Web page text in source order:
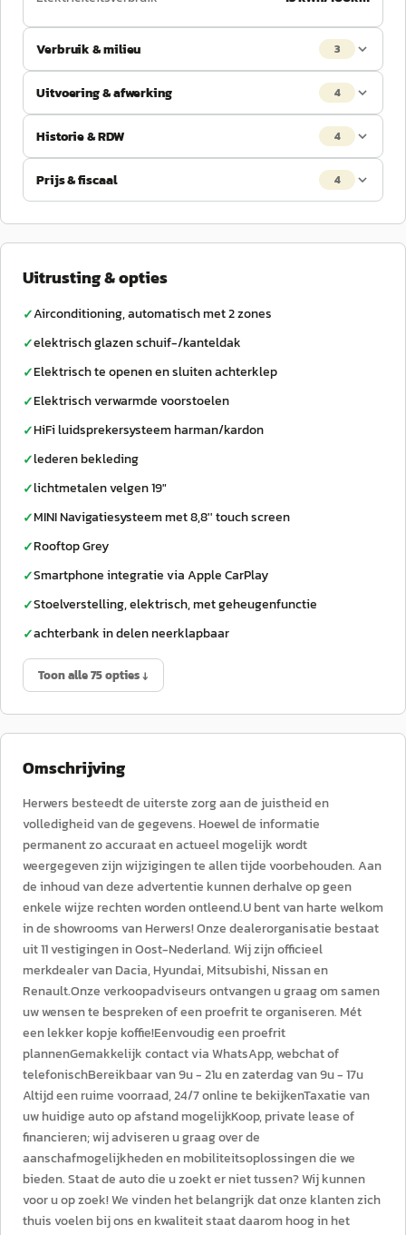
Verbruik & milieu 3
Uitvoering & afwerking 4
Historie & RDW 4
Prijs & fiscaal 4
Uitrusting & opties
✓Airconditioning, automatisch met 2 zones
✓elektrisch glazen schuif-/kanteldak
✓Elektrisch te openen en sluiten achterklep
✓Elektrisch verwarmde voorstoelen
✓HiFi luidsprekersysteem harman/kardon
✓lederen bekleding
✓lichtmetalen velgen 19"
✓MINI Navigatiesysteem met 8,8'' touch screen
✓Rooftop Grey
✓Smartphone integratie via Apple CarPlay
✓Stoelverstelling, elektrisch, met geheugenfunctie
✓achterbank in delen neerklapbaar
Toon alle 75 opties ↓
Omschrijving
Herwers besteedt de uiterste zorg aan de juistheid en
volledigheid van de gegevens. Hoewel de informatie
permanent zo accuraat en actueel mogelijk wordt
weergegeven zijn wijzigingen te allen tijde voorbehouden. Aan
de inhoud van deze advertentie kunnen derhalve op geen
enkele wijze rechten worden ontleend.U bent van harte welkom
in de showrooms van Herwers! Onze dealerorganisatie bestaat
uit 11 vestigingen in Oost-Nederland. Wij zijn officieel
merkdealer van Dacia, Hyundai, Mitsubishi, Nissan en
Renault.Onze verkoopadviseurs ontvangen u graag om samen
uw wensen te bespreken of een proefrit te organiseren. Mét
een lekker kopje koffie!Eenvoudig een proefrit
plannenGemakkelijk contact via WhatsApp, webchat of
telefonischBereikbaar van 9u - 21u en zaterdag van 9u - 17u
Altijd een ruime voorraad, 24/7 online te bekijkenTaxatie van
uw huidige auto op afstand mogelijkKoop, private lease of
financieren; wij adviseren u graag over de
aanschafmogelijkheden en mobiliteitsoplossingen die we
bieden. Staat de auto die u zoekt er niet tussen? Wij kunnen
voor u op zoek! We vinden het belangrijk dat onze klanten zich
thuis voelen bij ons en kwaliteit staat daarom hoog in het